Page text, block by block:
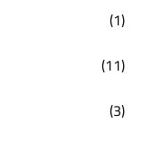
(1)
(11)
(3)